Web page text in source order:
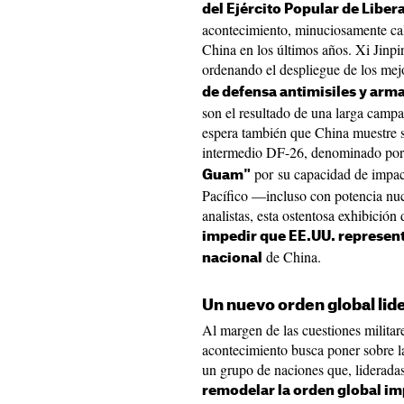
del Ejército Popular de
acontecimiento, minuciosamente
China en los últimos años. Xi
ordenando el despliegue de los
de defensa antimisiles y
son el resultado de una larga
espera también que China
intermedio DF-26, denominado
Guam" por su capacidad de
Pacífico —incluso con potencia
analistas, esta ostentosa
impedir que EE.UU.
nacional de China.
Un nuevo orden global
Al margen de las cuestiones
acontecimiento busca poner sobre
un grupo de naciones que,
remodelar la orden global